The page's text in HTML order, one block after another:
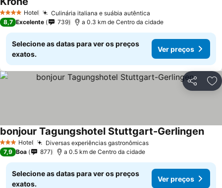
4 EstrelasHotel Culinária italiana e suábia autêntica
8,7 Excelente 739 a 0.3 km de Centro da cidade
Selecione as datas para ver os preços
exatos.
Ver preços
Partilhar
3 EstrelasHotel Diversas experiências gastronômicas
bonjour Tagungshotel Stuttgart-Gerlingen
7,9 Boa 877 a 0.5 km de Centro da cidade
Selecione as datas para ver os preços
exatos.
Ver preços